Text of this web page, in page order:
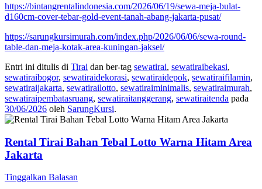
https://bintangrentalindonesia.com/2026/06/19/sewa-meja-bulat-
d160cm-cover-tebar-gold-event-tanah-abang-jakarta-pusat/
https://sarungkursimurah.com/index.php/2026/06/06/sewa-round-
table-dan-meja-kotak-area-kuningan-jaksel/
Entri ini ditulis di Tirai dan ber-tag sewatirai, sewatiraibekasi,
sewatiraibogor, sewatiraidekorasi, sewatiraidepok, sewatiraifilamin,
sewatiraijakarta, sewatirailotto, sewatiraiminimalis, sewatiraimurah,
sewatiraipembatasruang, sewatiraitanggerang, sewatiraitenda pada
30/06/2026 oleh SarungKursi.
Rental Tirai Bahan Tebal Lotto Warna Hitam Area
Jakarta
Tinggalkan Balasan